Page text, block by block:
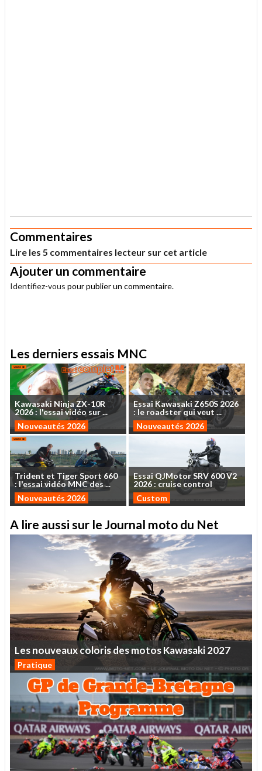
Commentaires
Lire les 5 commentaires lecteur sur cet article
Ajouter un commentaire
Identifiez-vous pour publier un commentaire.
Les derniers essais MNC
Kawasaki NinjaZX-10R
2026: l'essaividéo sur...
Nouveautés 2026
Essai Kawasaki Z650S 2026
: le roadsterquiveut ...
Nouveautés 2026
Trident et TigerSport 660
: l'essaividéo MNCdes...
Nouveautés 2026
EssaiQJMotorSRV 600V2
2026 : cruise control
Custom
A lire aussi sur le Journal moto du Net
LesnouveauxcolorisdesmotosKawasaki2027
Pratique